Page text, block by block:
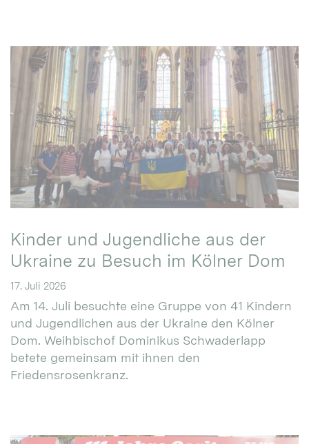
Kinder und Jugendliche aus der
Ukraine zu Besuch im Kölner Dom
17. Juli 2026
Am 14. Juli besuchte eine Gruppe von 41 Kindern
und Jugendlichen aus der Ukraine den Kölner
Dom. Weihbischof Dominikus Schwaderlapp
betete gemeinsam mit ihnen den
Friedensrosenkranz.